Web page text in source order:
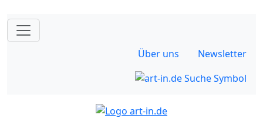
Über uns Newsletter